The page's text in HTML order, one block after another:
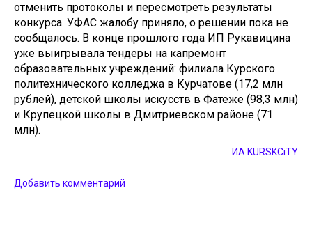
отменить протоколы и пересмотреть результаты
конкурса. УФАС жалобу приняло, о решении пока не
сообщалось. В конце прошлого года ИП Рукавицина
уже выигрывала тендеры на капремонт
образовательных учреждений: филиала Курского
политехнического колледжа в Курчатове (17,2 млн
рублей), детской школы искусств в Фатеже (98,3 млн)
и Крупецкой школы в Дмитриевском районе (71
млн).
ИА KURSKCiTY
Добавить комментарий